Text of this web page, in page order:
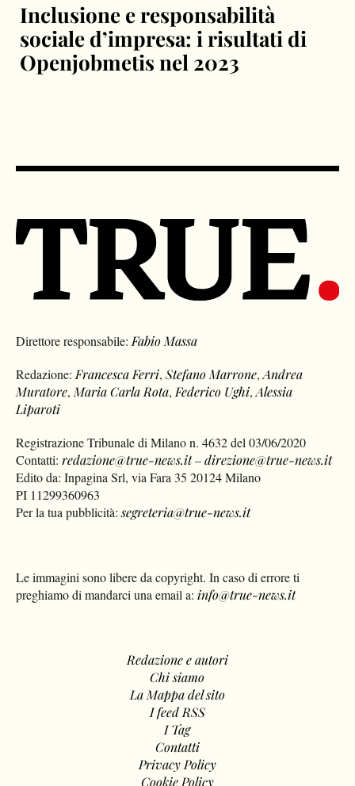
Inclusione e responsabilità
sociale d’impresa: i risultati di
Openjobmetis nel 2023
Direttore responsabile: Fabio Massa
Redazione: Francesca Ferri,Stefano Marrone,Andrea
Muratore, Maria Carla Rota, Federico Ughi,Alessia
Liparoti
Registrazione Tribunale di Milano n. 4632 del 03/06/2020
Contatti:redazione@true-news.it–direzione@true-news.it
Edito da: Inpagina Srl, via Fara 35 20124 Milano
PI 11299360963
Per la tua pubblicità:segreteria@true-news.it
Le immagini sono libere da copyright. In caso di errore ti
preghiamo di mandarci una email a: info@true-news.it
Redazione e autori
Chi siamo
La Mappa del sito
I feed RSS
I Tag
Contatti
Privacy Policy
Cookie Policy